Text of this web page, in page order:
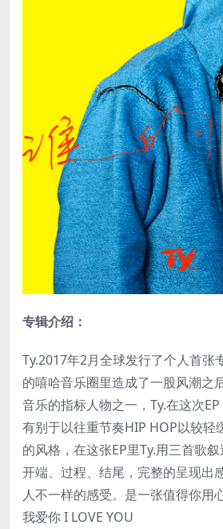
专辑介绍：
Ty.2017年2月全球发行了个人首张
的嘻哈音乐圈里造成了一股风潮之
音乐的指标人物之一，Ty.在这次
有别于以往重节奏HIP HOP以较轻
的风格，在这张EP里Ty.用三首歌
开端、过程、结尾，完整的呈现出
人不一样的感受。是一张值得你用
我爱你 I LOVE YOU